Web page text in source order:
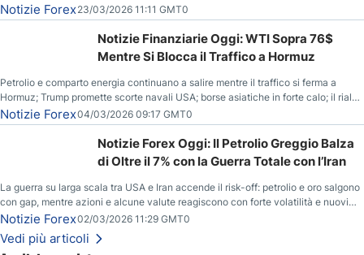
correzione; il petrolio greggio resta stabile.
Notizie Forex23/03/2026 11:11 GMT0
Notizie Finanziarie Oggi: WTI Sopra 76$
Mentre Si Blocca il Traffico a Hormuz
Petrolio e comparto energia continuano a salire mentre il traffico si ferma a
Hormuz; Trump promette scorte navali USA; borse asiatiche in forte calo; il rialzo
del gas naturale mette pressione all’euro.
Notizie Forex04/03/2026 09:17 GMT0
Notizie Forex Oggi: Il Petrolio Greggio Balza
di Oltre il 7% con la Guerra Totale con l’Iran
La guerra su larga scala tra USA e Iran accende il risk-off: petrolio e oro salgono
con gap, mentre azioni e alcune valute reagiscono con forte volatilità e nuovi
livelli da monitorare.
Notizie Forex02/03/2026 11:29 GMT0
Vedi più articoli